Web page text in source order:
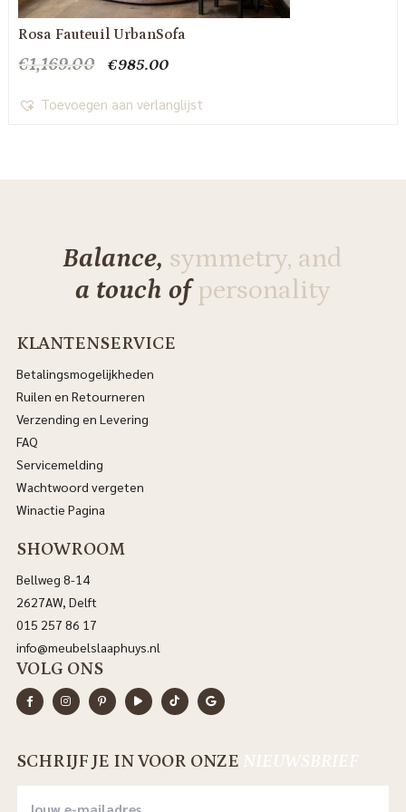
Rosa Fauteuil UrbanSofa
€1,169.00
Oorspronkelijke
was:
€985.00Huidige
is:
Toevoegen aan verlanglijst
Balance, symmetry, and
a touch ofpersonality
KLANTENSERVICE
Betalingsmogelijkheden
Ruilen en Retourneren
Verzending en Levering
FAQ
Servicemelding
Wachtwoord vergeten
Winactie Pagina
SHOWROOM
Bellweg 8-14
2627AW, Delft
015 257 86 17
info@meubelslaaphuys.nl
VOLG ONS
SCHRIJF JE IN VOOR ONZE NIEUWSBRIEF